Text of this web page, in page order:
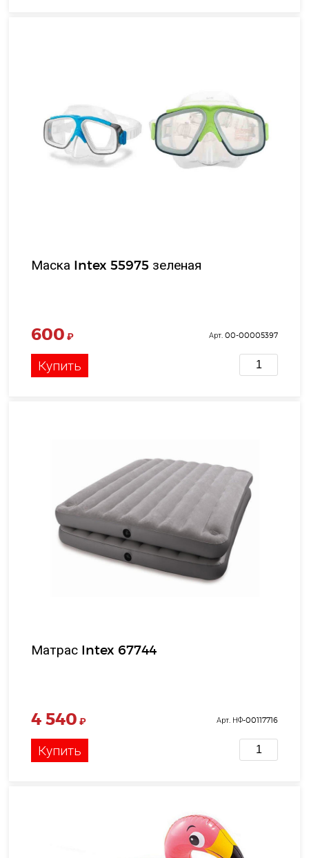
Маска Intex 55975 зеленая
600 ₽ Арт. 00-00005397
Купить
Матрас Intex 67744
4 540 ₽ Арт. НФ-00117716
Купить